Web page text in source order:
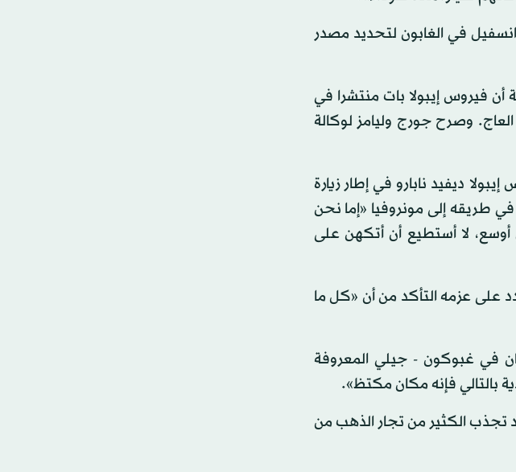
في الغابون لتحديد مصدر
أن فيروس إيبولا بات منتشرا في
وصرح جورج وليامز لوكالة
ديفيد نابارو في إطار زيارة
طريقه إلى مونروفيا «إما نحن
لا أستطيع أن أتكهن على
على عزمه التأكد من أن «كل ما
في غبوكون - جيلي المعروفة
بالتالي فإنه مكان مكتظ».
تجذب الكثير من تجار الذهب من